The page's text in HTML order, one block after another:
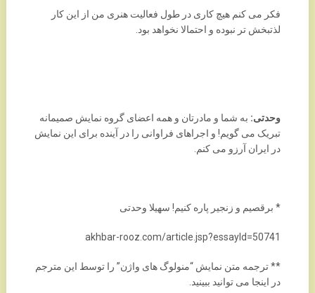
فکر می کنم هیچ کاری در طول فعالیت هنری من از این کار
لذتبخش تر نبوده و احتمالا نخواهد بود.
وحدتی: به شما و مادرتان و همه اعضای گروه نمایش صمیمانه
تبریک می گویم! و اجراهای فراوانی را در آینده برای این نمایش
در ایران آرزو می کنم.
* برقصیم و زنجیر پاره کنیم! سهیلا وحدتی
akhbar-rooz.com/article.jsp?essayId=50741
** ترجمه متن نمایش “منولوگ های واژن” را توسط این مترجم
در اینجا می توانید ببینید.